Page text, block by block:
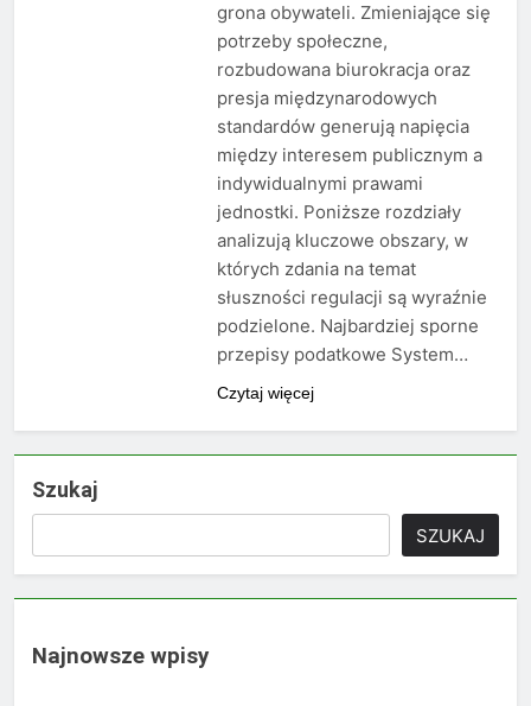
grona obywateli. Zmieniające się
potrzeby społeczne,
rozbudowana biurokracja oraz
presja międzynarodowych
standardów generują napięcia
między interesem publicznym a
indywidualnymi prawami
jednostki. Poniższe rozdziały
analizują kluczowe obszary, w
których zdania na temat
słuszności regulacji są wyraźnie
podzielone. Najbardziej sporne
przepisy podatkowe System…
Czytaj więcej
Szukaj
SZUKAJ
Najnowsze wpisy